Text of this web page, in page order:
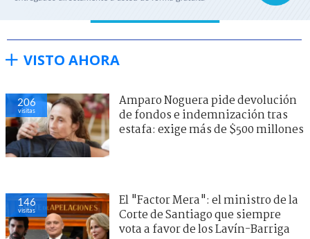
VISTO AHORA
206
visitas
Amparo Noguera pide devolución
de fondos e indemnización tras
estafa: exige más de $500 millones
146
visitas
El "Factor Mera": el ministro de la
Corte de Santiago que siempre
vota a favor de los Lavín-Barriga